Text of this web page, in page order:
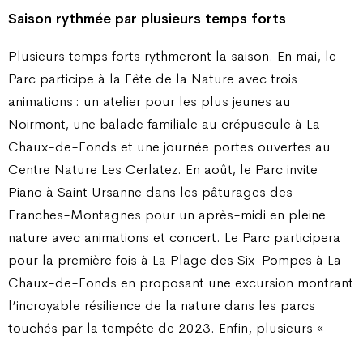
Saison rythmée par plusieurs temps forts
Plusieurs temps forts rythmeront la saison. En mai, le
Parc participe à la Fête de la Nature avec trois
animations : un atelier pour les plus jeunes au
Noirmont, une balade familiale au crépuscule à La
Chaux-de-Fonds et une journée portes ouvertes au
Centre Nature Les Cerlatez. En août, le Parc invite
Piano à Saint Ursanne dans les pâturages des
Franches-Montagnes pour un après-midi en pleine
nature avec animations et concert. Le Parc participera
pour la première fois à La Plage des Six-Pompes à La
Chaux-de-Fonds en proposant une excursion montrant
l’incroyable résilience de la nature dans les parcs
touchés par la tempête de 2023. Enfin, plusieurs «